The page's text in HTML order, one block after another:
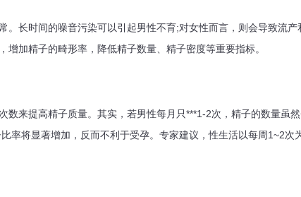
长时间的噪音污染可以引起男性不育;对女性而言，则会导致流产
加精子的畸形率，降低精子数量、精子密度等重要指标。
来提高精子质量。其实，若男性每月只***1-2次，精子的数量虽
率将显著增加，反而不利于受孕。专家建议，性生活以每周1~2次